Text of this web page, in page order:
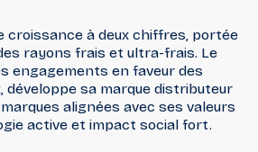
croissance à deux chiffres, portée
rayons frais et ultra-frais. Le
engagements en faveur des
développe sa marque distributeur
alignées avec ses valeurs
active et impact social fort.